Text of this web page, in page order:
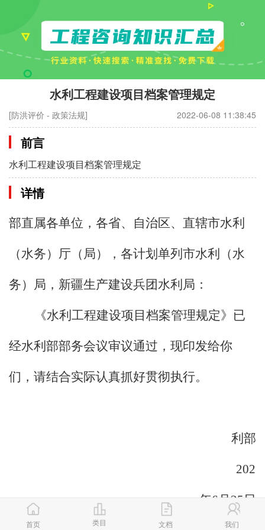
水利工程建设项目档案管理规定
[防洪评价 - 政策法规] 2022-06-08 11:38:45
前言
水利工程建设项目档案管理规定
详情
部直属各单位，各省、自治区、直辖市水利
（水务）厅（局），各计划单列市水利（水
务）局，新疆生产建设兵团水利局：
《水利工程建设项目档案管理规定》已
经水利部部务会议审议通过，现印发给你
们，请结合实际认真抓好贯彻执行。
利部
2021
年6月25日
首页 类目 文档 我们